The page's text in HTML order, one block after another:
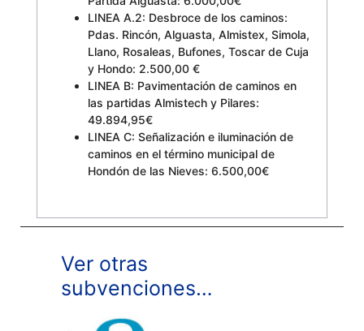
LINEA A.2: Desbroce de los caminos:
Pdas. Rincón, Alguasta, Almistex, Simola,
Llano, Rosaleas, Bufones, Toscar de Cuja
y Hondo: 2.500,00 €
LINEA B: Pavimentación de caminos en
las partidas Almistech y Pilares:
49.894,95€
LINEA C: Señalización e iluminación de
caminos en el término municipal de
Hondón de las Nieves: 6.500,00€
Ver otras
subvenciones…